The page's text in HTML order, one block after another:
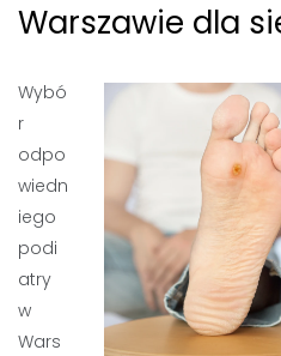
Warszawie dla
Wybó
r
odpo
wiedn
iego
podi
atry
w
Wars